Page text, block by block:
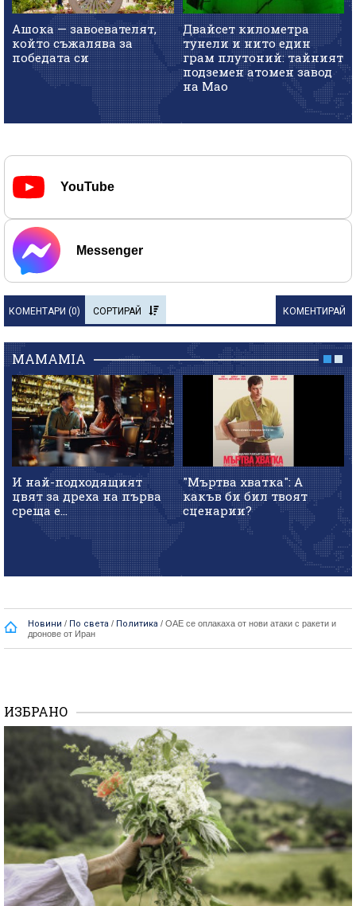
Ашока — завоевателят,
който съжалява за
победата си
Двайсет километра
тунели и нито един
грам плутоний: тайният
подземен атомен завод
на Мао
YouTube
Messenger
КОМЕНТАРИ (0) СОРТИРАЙ КОМЕНТИРАЙ
MAMAMIA
И най-подходящият
цвят за дреха на първа
среща е...
"Мъртва хватка": А
какъв би бил твоят
сценарии?
Новини / По света / Политика / ОАЕ се оплакаха от нови атаки с ракети и
дронове от Иран
ИЗБРАНО